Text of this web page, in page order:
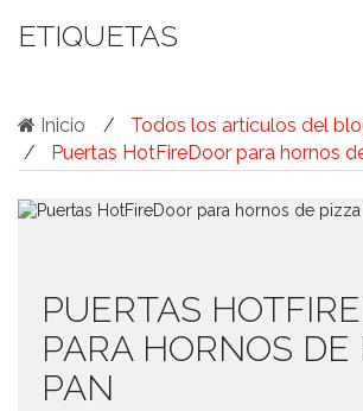
ETIQUETAS
Inicio
Todos los artículos del
Puertas HotFireDoor para hornos
PUERTAS
PARA HORNOS DE
PAN